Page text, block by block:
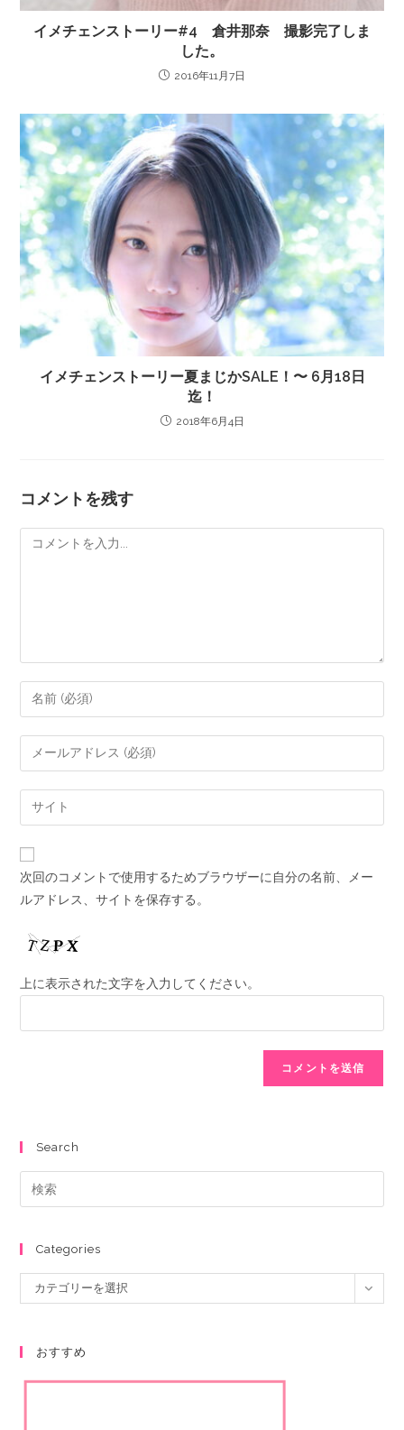
イメチェンストーリー#4 倉井那奈 撮影完了しま
した。
2016年11月7日
イメチェンストーリー夏まじかSALE！〜 6月18日
迄！
2018年6月4日
コメントを残す
次回のコメントで使用するためブラウザーに自分の名前、メー
ルアドレス、サイトを保存する。
上に表示された文字を入力してください。
Search
Categories
カテゴリーを選択
おすすめ